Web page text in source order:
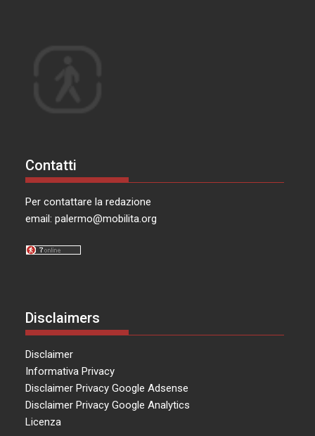
Contatti
Per contattare la redazione
email:palermo@mobilita.org
Disclaimers
Disclaimer
Informativa Privacy
Disclaimer Privacy Google Adsense
Disclaimer Privacy Google Analytics
Licenza